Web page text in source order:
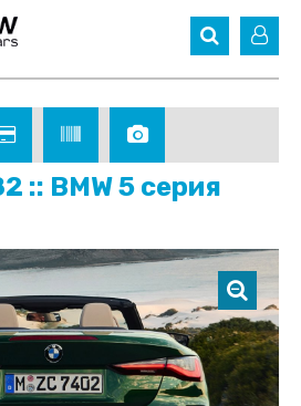
:: BMW 5 серия